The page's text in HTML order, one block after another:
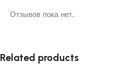
Отзывов пока нет.
Related products